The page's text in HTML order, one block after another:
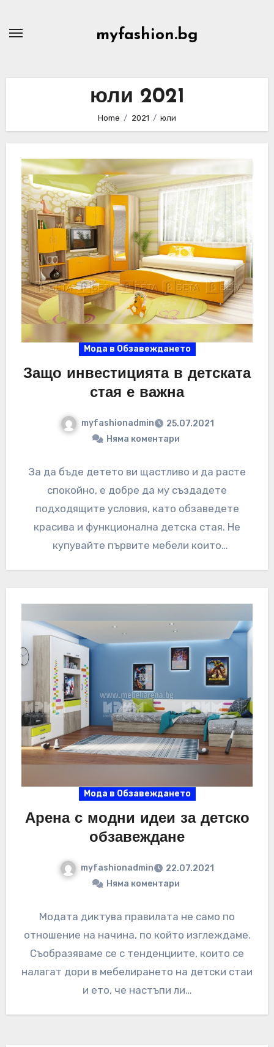
myfashion.bg
юли 2021
Home 2021 юли
Мода в Обзавеждането
Защо инвестицията в детската
стая е важна
myfashionadmin
25.07.2021
Няма коментари
За да бъде детето ви щастливо и да расте
спокойно, е добре да му създадете
подходящите условия, като обзаведете
красива и функционална детска стая. Не
купувайте първите мебели които
Мода в Обзавеждането
Арена с модни идеи за детско
обзавеждане
myfashionadmin
22.07.2021
Няма коментари
Модата диктува правилата не само по
отношение на начина, по който изглеждаме.
Съобразяваме се с тенденциите, които се
налагат дори в мебелирането на детски стаи
и ето, че настъпи ли…